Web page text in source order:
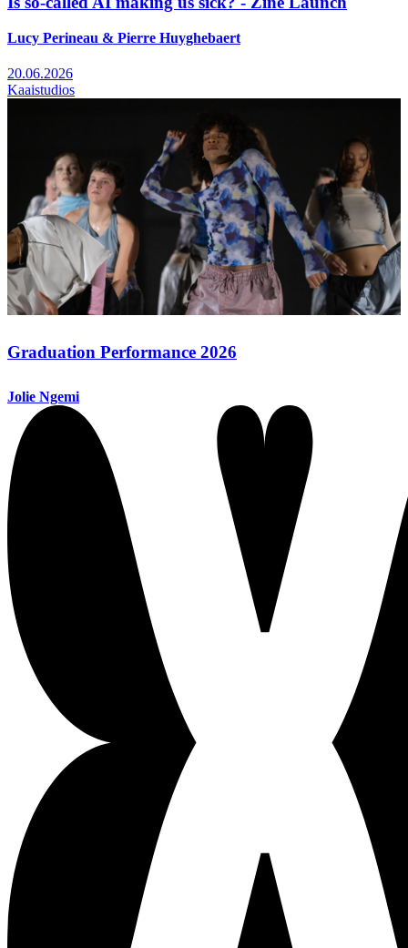
Lucy Perineau & Pierre Huyghebaert
20.06.2026
Kaaistudios
Graduation Performance 2026
Jolie Ngemi